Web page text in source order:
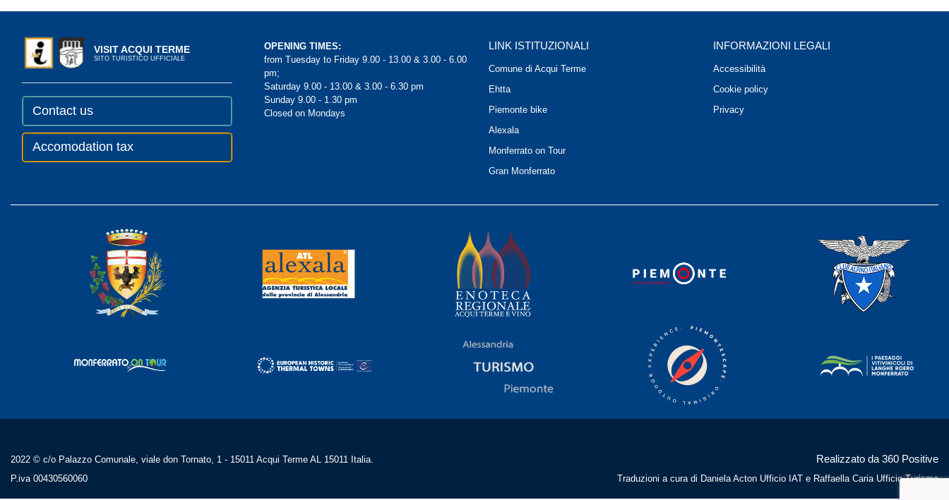
VISIT ACQUI TERME
SITO TURISTICO UFFICIALE
Contact us
Accomodation tax
OPENING TIMES:
from Tuesday to Friday 9.00 - 13.00 & 3.00 - 6.00
pm;
Saturday 9.00 - 13.00 & 3.00 - 6.30 pm
Sunday 9.00 - 1.30 pm
Closed on Mondays
LINK ISTITUZIONALI
Comune di Acqui Terme
Ehtta
Piemonte bike
Alexala
Monferrato on Tour
Gran Monferrato
INFORMAZIONI LEGALI
Accessibilità
Cookie policy
Privacy
2022 © c/o Palazzo Comunale, viale don Tornato, 1 - 15011 Acqui Terme AL 15011 Italia.
P.iva 00430560060
Realizzato da 360 Positive
Traduzioni a cura di Daniela Acton Ufficio IAT e Raffaella Caria Ufficio Turismo